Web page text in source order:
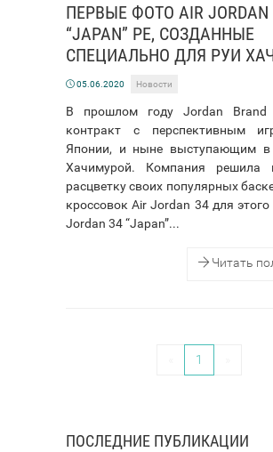
ПЕРВЫЕ ФОТО AIR JORDAN
“JAPAN” PE, СОЗДАННЫЕ
СПЕЦИАЛЬНО ДЛЯ РУИ
05.06.2020 Новости
В прошлом году Jordan Brand
контракт с перспективным
Японии, и ныне выступающим
Хачимурой. Компания решила
расцветку своих популярных
кроссовок Air Jordan 34 для этого
Jordan 34 “Japan”...
Читать
1
ПОСЛЕДНИЕ ПУБЛИКАЦИИ